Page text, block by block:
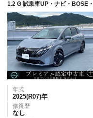
1.2 G 試乗車UP・ナビ・BOSE
年式
2025(R07)年
修復歴
なし